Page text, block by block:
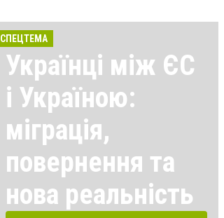
СПЕЦТЕМА
Українці між ЄС
і Україною:
міграція,
повернення та
нова реальність